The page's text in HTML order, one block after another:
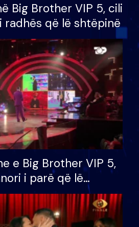
Big Brother VIP 5, cili
radhës që lë shtëpinë
e Big Brother VIP 5,
i parë që lë
mundësinë për
e madh